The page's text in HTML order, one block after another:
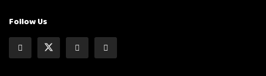
Follow Us